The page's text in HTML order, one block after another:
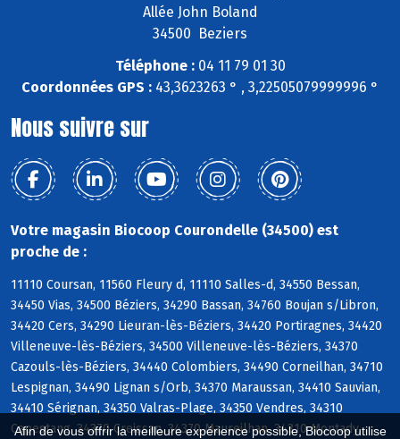
Afin de vous offrir la meilleure expérience possible, Biocoop utilise
Allée John Boland
34500 Beziers
Téléphone :04 11 79 01 30
Coordonnées GPS : 43,3623263 ° , 3,22505079999996 °
Nous suivre sur
Votre magasin Biocoop Courondelle (34500) est
proche de :
11110 Coursan, 11560 Fleury d, 11110 Salles-d, 34550 Bessan,
34450 Vias, 34500 Béziers, 34290 Bassan, 34760 Boujan s/Libron,
34420 Cers, 34290 Lieuran-lès-Béziers, 34420 Portiragnes, 34420
Villeneuve-lès-Béziers, 34500 Villeneuve-lès-Béziers, 34370
Cazouls-lès-Béziers, 34440 Colombiers, 34490 Corneilhan, 34710
Lespignan, 34490 Lignan s/Orb, 34370 Maraussan, 34410 Sauvian,
34410 Sérignan, 34350 Valras-Plage, 34350 Vendres, 34310
Capestang, 34370 Creissan, 34370 Maureilhan, 34310 Montady,